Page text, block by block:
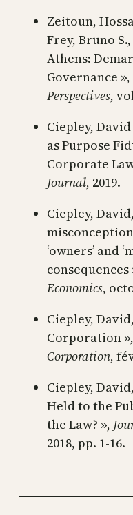
Zeitoun,
Frey, Bruno
Athens:
Governance »,
Perspectives,
Ciepley,
as Purpose
Corporate
Journal, 2019.
Ciepley,
‘owners’ and
consequences
Economics,
Ciepley,
Corporation »,
Corporation,
Ciepley,
Held to the
the Law? »,
2018, pp. 1‑16.